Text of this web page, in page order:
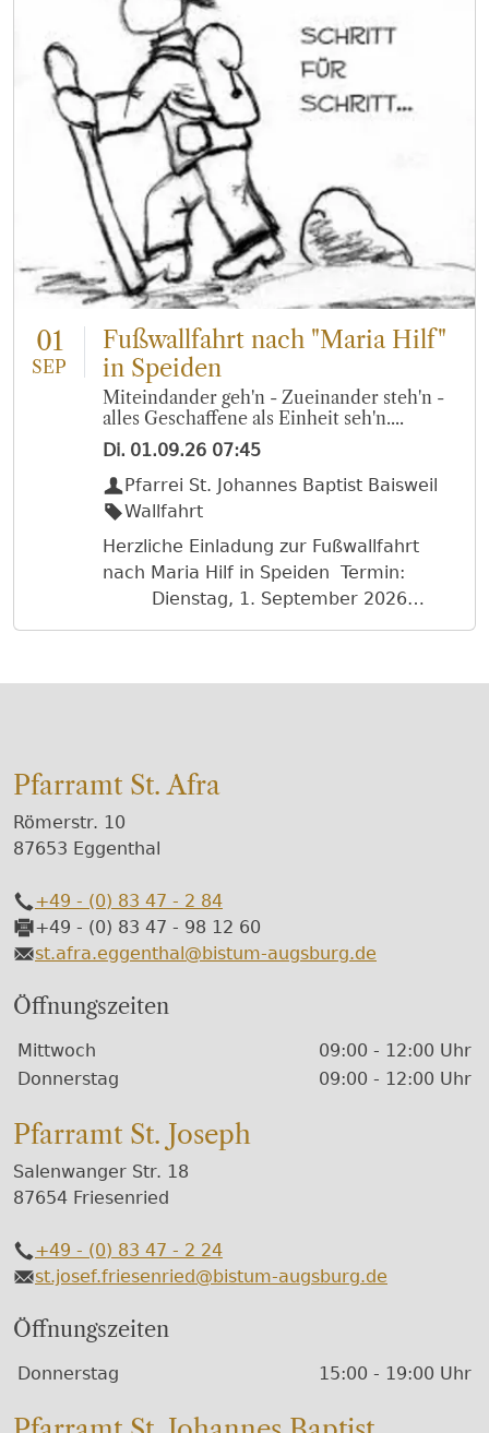
01
SEP
Fußwallfahrt nach "Maria Hilf"
in Speiden
Miteindander geh'n - Zueinander steh'n -
alles Geschaffene als Einheit seh'n....
Di. 01.09.26 07:45
Pfarrei St. Johannes Baptist Baisweil
Wallfahrt
Herzliche Einladung zur Fußwallfahrt
nach Maria Hilf in Speiden Termin:
Dienstag, 1. September 2026
Treffpunkt: 07:45 Uhr Alter
17 Uhr Bäckerei Jost Heilige Messe:
Pfarramt St. Afra
Römerstr. 10
87653 Eggenthal
Telefon
+49 - (0) 83 47 - 2 84
Fax
+49 - (0) 83 47 - 98 12 60
E-Mail
st.afra.eggenthal@bistum-augsburg.de
Öffnungszeiten
Wochentage / Monate
Öffnungszeiten / Hinweise
Mittwoch
09:00 - 12:00 Uhr
Donnerstag
09:00 - 12:00 Uhr
Pfarramt St. Joseph
Salenwanger Str. 18
87654 Friesenried
Telefon
+49 - (0) 83 47 - 2 24
E-Mail
st.josef.friesenried@bistum-augsburg.de
Öffnungszeiten
Wochentage / Monate
Öffnungszeiten / Hinweise
Donnerstag 15:00 - 19:00 Uhr